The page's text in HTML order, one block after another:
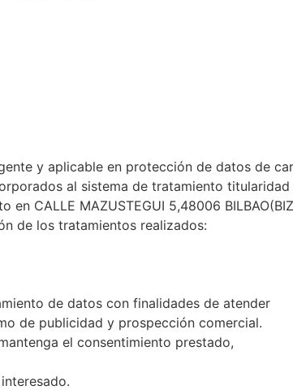
y aplicable en protección de datos de
al sistema de tratamiento titularidad
CALLE MAZUSTEGUI 5,48006
de los tratamientos realizados:
de datos con finalidades de atender
de publicidad y prospección comercial.
el consentimiento prestado,